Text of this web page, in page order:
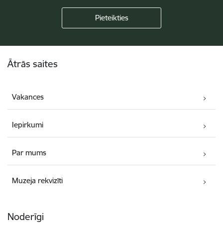
Ātrās saites
Vakances
Iepirkumi
Par mums
Muzeja rekvizīti
Noderīgi